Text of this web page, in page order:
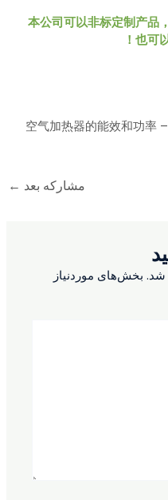
本公司可以非标定制产品
也可
空气加热器的能效和功率
مشارکه بعد ←
شد. بخش‌های موردنیاز